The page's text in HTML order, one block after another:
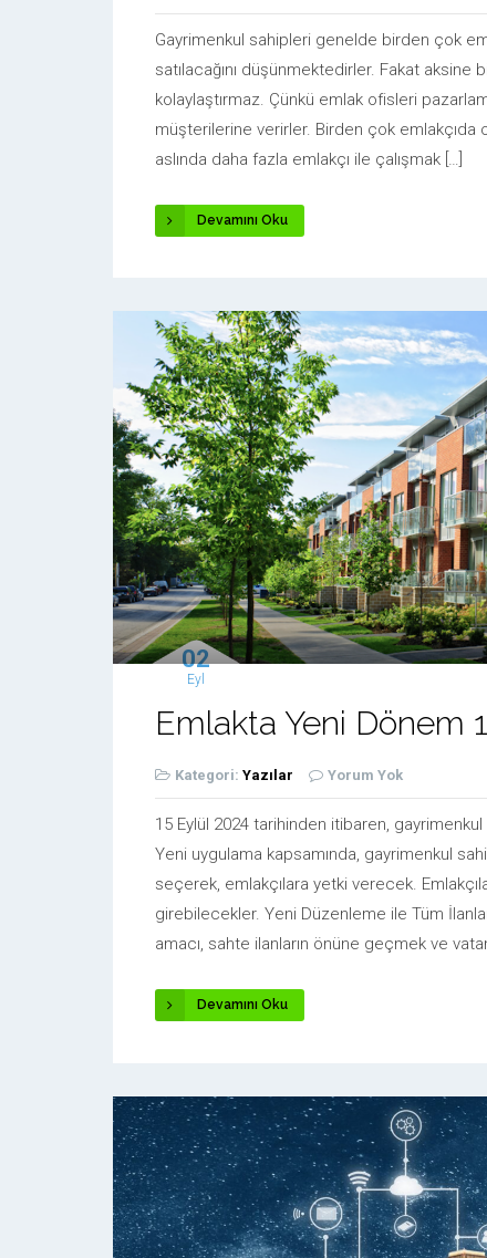
Gayrimenkul sahipleri genelde birden çok
satılacağını düşünmektedirler. Fakat aksine
kolaylaştırmaz. Çünkü emlak ofisleri
müşterilerine verirler. Birden çok emlakçıda
aslında daha fazla emlakçı ile çalışmak […]
Devamını Oku
02
Eyl
Emlakta Yeni Dönem
Kategori: Yazılar Yorum Yok
15 Eylül 2024 tarihinden itibaren,
Yeni uygulama kapsamında, gayrimenkul
seçerek, emlakçılara yetki verecek.
girebilecekler. Yeni Düzenleme ile Tüm
amacı, sahte ilanların önüne geçmek ve
Devamını Oku